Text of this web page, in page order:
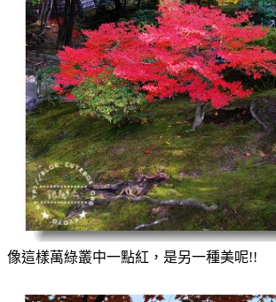
像這樣萬綠叢中一點紅，是另一種美呢!!